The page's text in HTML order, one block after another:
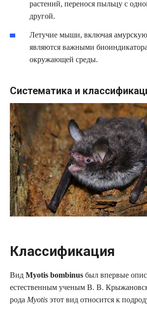
растений, перенося пыльцу с
другой.
Летучие мыши, включая
являются важными
окружающей среды.
Систематика и
Классификация
Вид Myotis bombinus был впервые
естественным ученым В. В.
рода Myotis этот вид относится к